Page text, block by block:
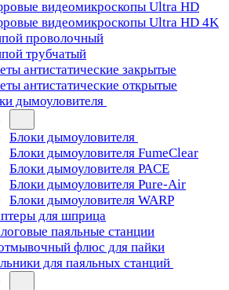
видеомикроскопы Ultra HD
видеомикроскопы Ultra HD 4K
проволочный
трубчатый
антистатические закрытые
антистатические открытые
дымоуловителя
Блоки дымоуловителя
Блоки дымоуловителя FumeClear
Блоки дымоуловителя PACE
Блоки дымоуловителя Pure-Air
Блоки дымоуловителя WARP
для шприца
паяльные станции
флюс для пайки
для паяльных станций